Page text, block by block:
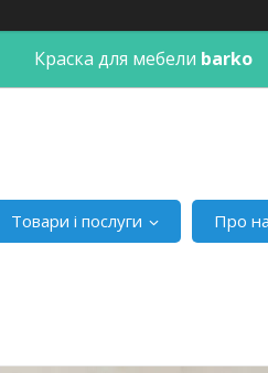
Краска для мебели barko
Товари і послуги Про